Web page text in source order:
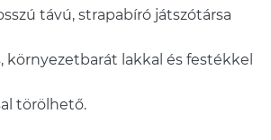
távú, strapabíró játszótársa
környezetbarát lakkal és festékkel
törölhető.